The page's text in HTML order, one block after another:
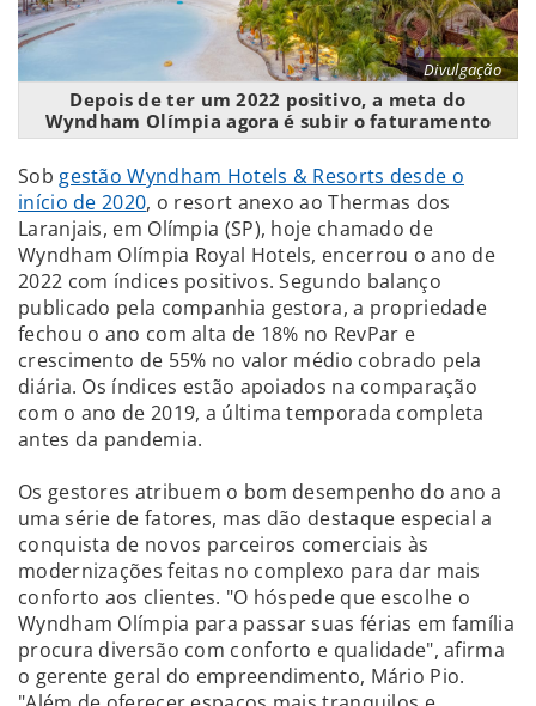
Divulgação
Depois de ter um 2022 positivo, a meta do
Wyndham Olímpia agora é subir o faturamento
Sob gestão Wyndham Hotels & Resorts desde o
início de 2020, o resort anexo ao Thermas dos
Laranjais, em Olímpia (SP), hoje chamado de
Wyndham Olímpia Royal Hotels, encerrou o ano de
2022 com índices positivos. Segundo balanço
publicado pela companhia gestora, a propriedade
fechou o ano com alta de 18% no RevPar e
crescimento de 55% no valor médio cobrado pela
diária. Os índices estão apoiados na comparação
com o ano de 2019, a última temporada completa
antes da pandemia.
Os gestores atribuem o bom desempenho do ano a
uma série de fatores, mas dão destaque especial a
conquista de novos parceiros comerciais às
modernizações feitas no complexo para dar mais
conforto aos clientes. "O hóspede que escolhe o
Wyndham Olímpia para passar suas férias em família
procura diversão com conforto e qualidade", afirma
o gerente geral do empreendimento, Mário Pio.